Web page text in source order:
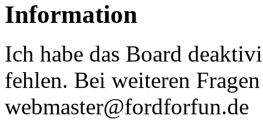
Information
Ich habe das Board
fehlen. Bei weiteren
webmaster@fordforfun.de